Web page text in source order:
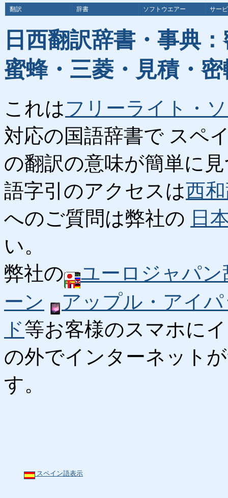
翻訳 辞書 ソフトウエアー サー
日西翻訳辞書・事典
蜜蜂・三菱・見積・
これはフリーライト・
対応の国語辞書で スペ
の翻訳の意味が簡単に
語字引のアクセスは西
へのご質問は弊社の 日
い。
弊社の
ユーロジャパン
ーン
アップル・アイ
ド等お客様のスマホに
の外でインターネット
す。
スペイン語表示